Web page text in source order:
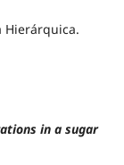
Hierárquica.
in a sugar